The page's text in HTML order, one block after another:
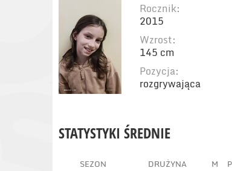
Rocznik:
2015
Wzrost:
145 cm
Pozycja:
rozgrywająca
STATYSTYKI ŚREDNIE
SEZON DRUŻYNA M